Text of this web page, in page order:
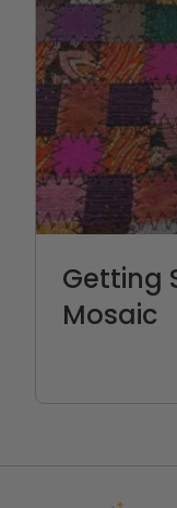
Getting
Mosaic